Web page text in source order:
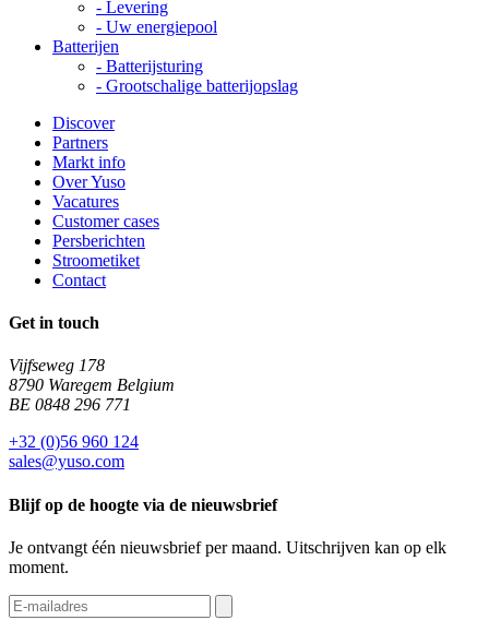
- Levering
- Uw energiepool
Batterijen
- Batterijsturing
- Grootschalige batterijopslag
Discover
Partners
Markt info
Over Yuso
Vacatures
Customer cases
Persberichten
Stroometiket
Contact
Get in touch
Vijfseweg 178
8790 Waregem Belgium
BE 0848 296 771
+32 (0)56 960 124
sales@yuso.com
Blijf op de hoogte via de nieuwsbrief
Je ontvangt één nieuwsbrief per maand. Uitschrijven kan op elk
moment.